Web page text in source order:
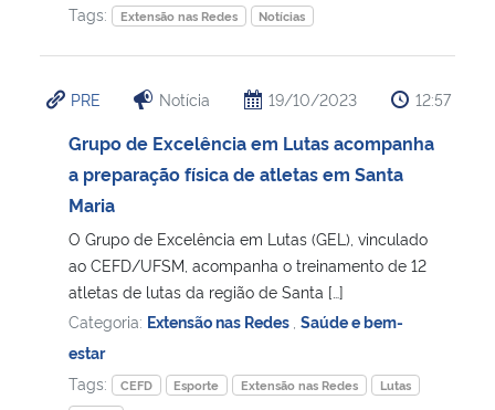
Tags:
Extensão nas Redes Notícias
PRE Notícia 19/10/2023 12:57
Grupo de Excelência em Lutas acompanha
a preparação física de atletas em Santa
Maria
O Grupo de Excelência em Lutas (GEL), vinculado
ao CEFD/UFSM, acompanha o treinamento de 12
atletas de lutas da região de Santa […]
Categoria: Extensão nas Redes Saúde e bem-
estar
Tags:
CEFD Esporte Extensão nas Redes
Lutas